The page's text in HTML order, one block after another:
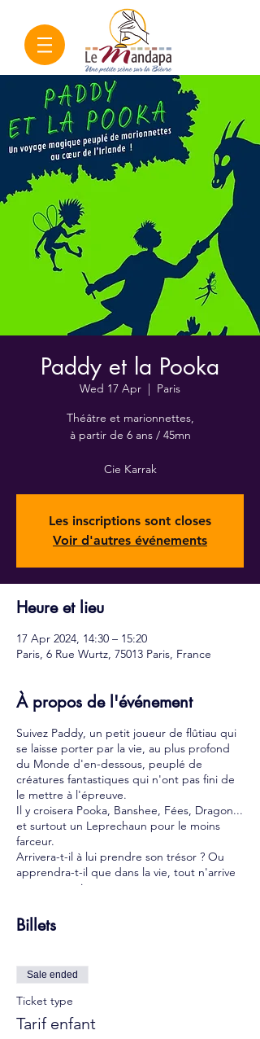
Paddy et la Pooka
Wed 17 Apr
  |
Paris
Théâtre et marionnettes,
à partir de 6 ans / 45mn
Cie Karrak
Les inscriptions sont closes
Voir d'autres événements
Heure et lieu
17 Apr 2024, 14:30 – 15:20
Paris, 6 Rue Wurtz, 75013 Paris, France
À propos de l'événement
Suivez Paddy, un petit joueur de flûtiau qui
se laisse porter par la vie, au plus profond
du Monde d'en-dessous, peuplé de
créatures fantastiques qui n'ont pas fini de
le mettre à l'épreuve.
Il y croisera Pooka, Banshee, Fées, Dragon...
et surtout un Leprechaun pour le moins
farceur.
Arrivera-t-il à lui prendre son trésor ? Ou
apprendra-t-il que dans la vie, tout n'arrive
pas par magie...
"Nous avons voulu cette création à la
croisée entre masques, marionnettes et
Inspirées du bunraku japonais, ces
marionnettes permettent de renforcer
l'étrangeté et l'ambiguïté des créatures.
Carole Ballereau
Billets
Sale ended
Ticket type
Tarif enfant